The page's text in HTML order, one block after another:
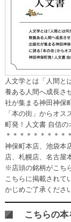
人文学とは「人間と
養ある人間へ成長さ
社が集まる神田神保
「本の街」からオ
町発！人文書 自信の
＊＊＊＊＊＊＊＊＊＊
神保町本店、池袋本
店、札幌店、名古屋
※店頭の銘柄がこち
こちらに掲載されて
かじめご了承くださ
こちらの